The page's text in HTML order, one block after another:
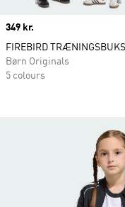
Price
349 kr.
FIREBIRD
Børn Originals
5 colours